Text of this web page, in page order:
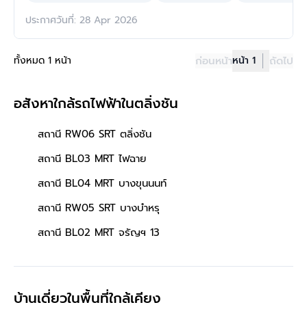
ประกาศวันที่: 28 Apr 2026
ทั้งหมด 1 หน้า ก่อนหน้าหน้า 1 ถัดไป
อสังหาใกล้รถไฟฟ้าในตลิ่งชัน
สถานี RW06 SRT ตลิ่งชัน
สถานี BL03 MRT ไฟฉาย
สถานี BL04 MRT บางขุนนนท์
สถานี RW05 SRT บางบำหรุ
สถานี BL02 MRT จรัญฯ 13
บ้านเดี่ยวในพื้นที่ใกล้เคียง